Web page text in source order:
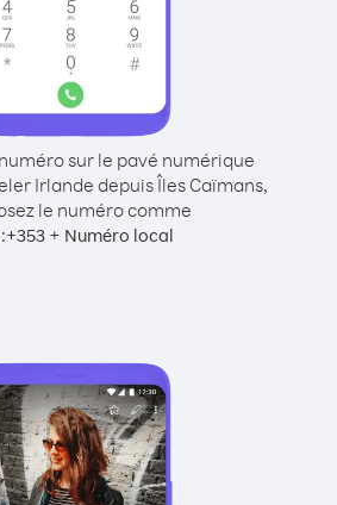
sur le pavé numérique
Irlande depuis Îles Caïmans,
le numéro comme
+353 + Numéro local